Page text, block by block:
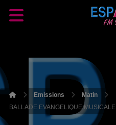
Emissions
Matin
BALLADE EVANGELIQUE MUSICALE